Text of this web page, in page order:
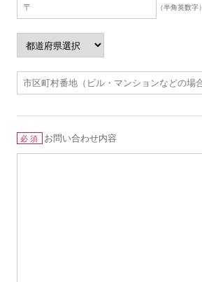
（半角英数字）
必須 お問い合わせ内容